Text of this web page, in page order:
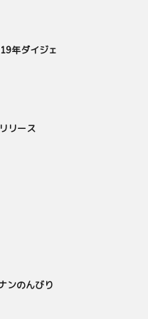
年ダイジェ
リース
ンのんびり